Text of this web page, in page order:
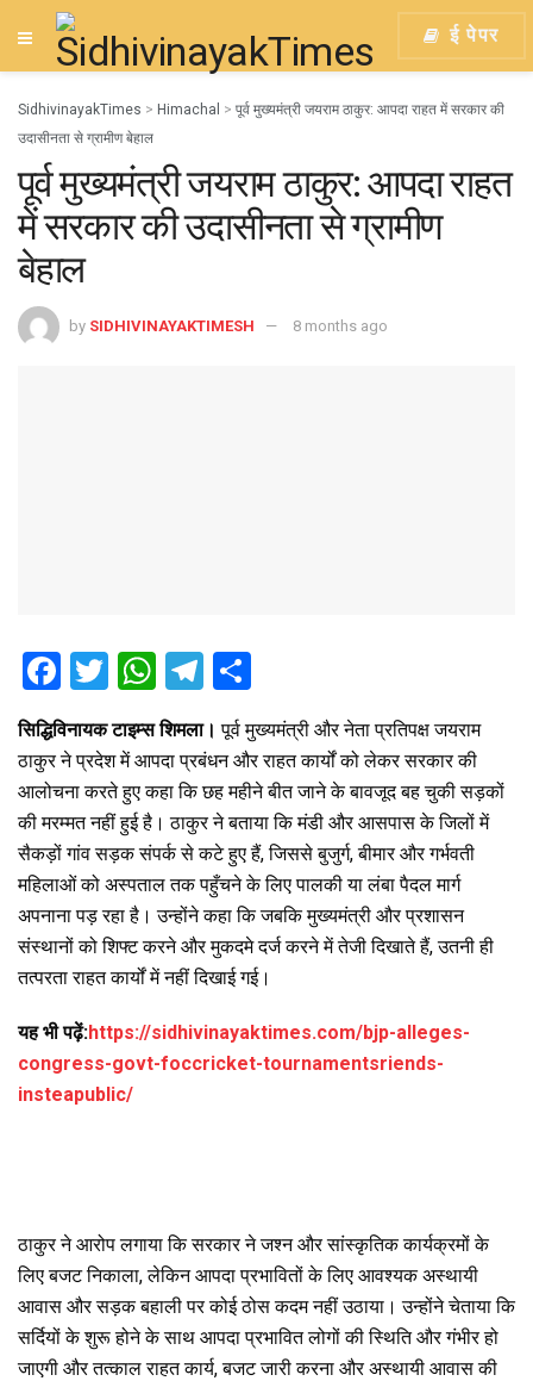
ई पेपर
SidhivinayakTimes > Himachal > पूर्व मुख्यमंत्री जयराम ठाकुर: आपदा राहत में सरकार की
उदासीनता से ग्रामीण बेहाल
पूर्व मुख्यमंत्री जयराम ठाकुर: आपदा राहत
में सरकार की उदासीनता से ग्रामीण
बेहाल
by SIDHIVINAYAKTIMESH 8 months ago
F
a
ce
b
o
o
k
T
tt
er
W
h
at
s
A
p
p
T
e
gr
a
m
ar
e
सिद्धिविनायक टाइम्स शिमला।पूर्व मुख्यमंत्री और नेता प्रतिपक्ष जयराम
ठाकुर ने प्रदेश में आपदा प्रबंधन और राहत कार्यों को लेकर सरकार की
आलोचना करते हुए कहा कि छह महीने बीत जाने के बावजूद बह चुकी सड़कों
की मरम्मत नहीं हुई है। ठाकुर ने बताया कि मंडी और आसपास के जिलों में
सैकड़ों गांव सड़क संपर्क से कटे हुए हैं, जिससे बुजुर्ग, बीमार और गर्भवती
महिलाओं को अस्पताल तक पहुँचने के लिए पालकी या लंबा पैदल मार्ग
अपनाना पड़ रहा है। उन्होंने कहा कि जबकि मुख्यमंत्री और प्रशासन
संस्थानों को शिफ्ट करने और मुकदमे दर्ज करने में तेजी दिखाते हैं, उतनी ही
तत्परता राहत कार्यों में नहीं दिखाई गई।
यह भी पढ़ें:https://sidhivinayaktimes.com/bjp-alleges-
congress-govt-foccricket-tournamentsriends-
insteapublic/
ठाकुर ने आरोप लगाया कि सरकार ने जश्न और सांस्कृतिक कार्यक्रमों के
लिए बजट निकाला, लेकिन आपदा प्रभावितों के लिए आवश्यक अस्थायी
आवास और सड़क बहाली पर कोई ठोस कदम नहीं उठाया। उन्होंने चेताया कि
सर्दियों के शुरू होने के साथ आपदा प्रभावित लोगों की स्थिति और गंभीर हो
जाएगी और तत्काल राहत कार्य, बजट जारी करना और अस्थायी आवास की